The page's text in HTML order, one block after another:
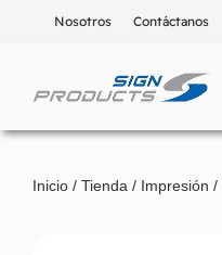
Nosotros Contáctanos
Inicio / Tienda / Impresión /